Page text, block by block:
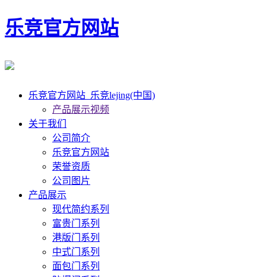
乐竞官方网站
乐竞官方网站_乐竞lejing(中国)
产品展示视频
关于我们
公司简介
乐竞官方网站
荣誉资质
公司图片
产品展示
现代简约系列
富贵门系列
港版门系列
中式门系列
面包门系列